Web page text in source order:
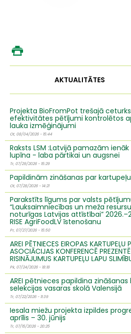
AKTUALITĀTES
Projekta BioFromPot trešajā
efektivitātes pētījumi kontrolētos
lauka izmēģinājumi
Ot, 08/04/2026 - 15:44
Raksts LSM :Latvijā pamazām
lupīna - laba pārtikai un augsnei
Tr, 07/29/2026 - 15:29
Papildinām zināšanas par
Ot, 07/28/2026 - 14:21
Parakstīts līgums par valsts
“Lauksaimniecības un meža
noturīgas Latvijas attīstībai”
RISE AgriFoodLV īstenošanu
Pr, 07/27/2026 - 15:50
AREI PĒTNIECES EIROPAS KARTUPEĻU
ASOCIĀCIJAS KONFERENCĒ
RISINĀJUMUS KARTUPEĻU LAPU
Pk, 07/24/2026 - 18:18
AREI pētnieces papildina
selekcijas vasaras skolā Valensijā
Tr, 07/22/2026 - 11:39
Iesala miežu projekta izpildes
aprīlis – 30. jūnijs
Tr, 07/15/2026 - 20:25